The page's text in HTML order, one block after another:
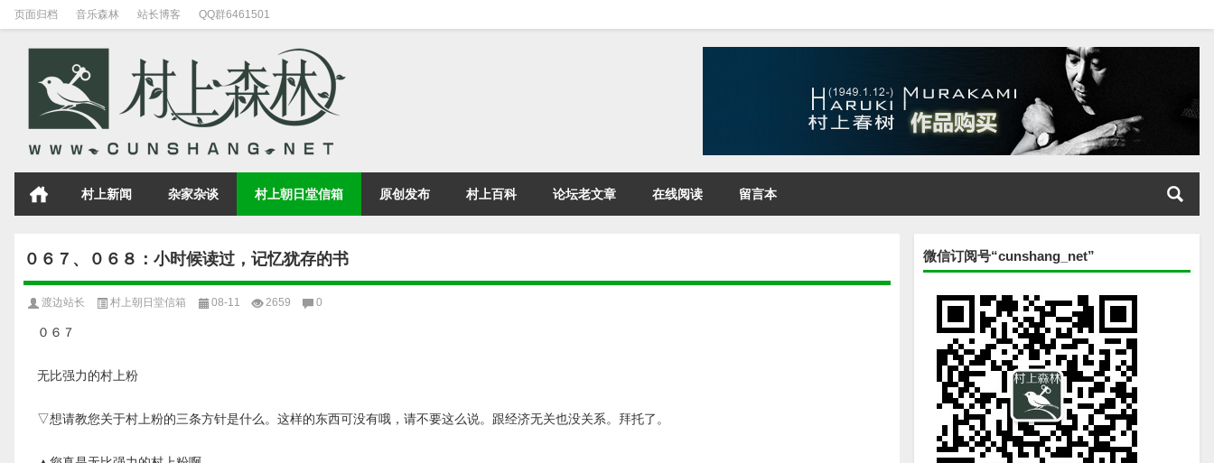
页面归档 音乐森林 站长博客 QQ群6461501
村上新闻 杂家杂谈 村上朝日堂信箱 原创发布 村上百科 论坛老文章 在线阅读 留言本
微信订阅号“cunshang_net”
０６７、０６８：小时候读过，记忆犹存的书
渡边站长 村上朝日堂信箱 08-11 2659 0
０６７
无比强力的村上粉
▽想请教您关于村上粉的三条方针是什么。这样的东西可没有哦，请不要这么说。跟经济无关也没关系。拜托了。